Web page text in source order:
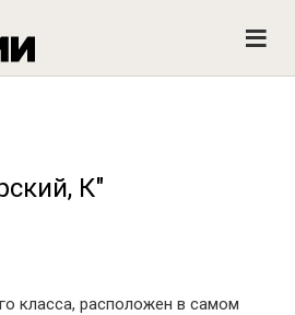
n
К"
класса, расположен в самом